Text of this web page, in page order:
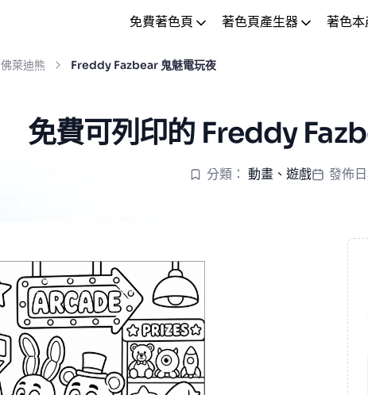
免費著色頁 著色頁產生器 著色
佛萊迪熊 Freddy Fazbear 鬼魅電玩夜
免費可列印的 Freddy
分類： 動畫 、 遊戲 發佈日